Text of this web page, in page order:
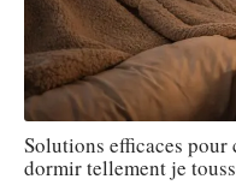
Solutions efficaces
dormir tellement je